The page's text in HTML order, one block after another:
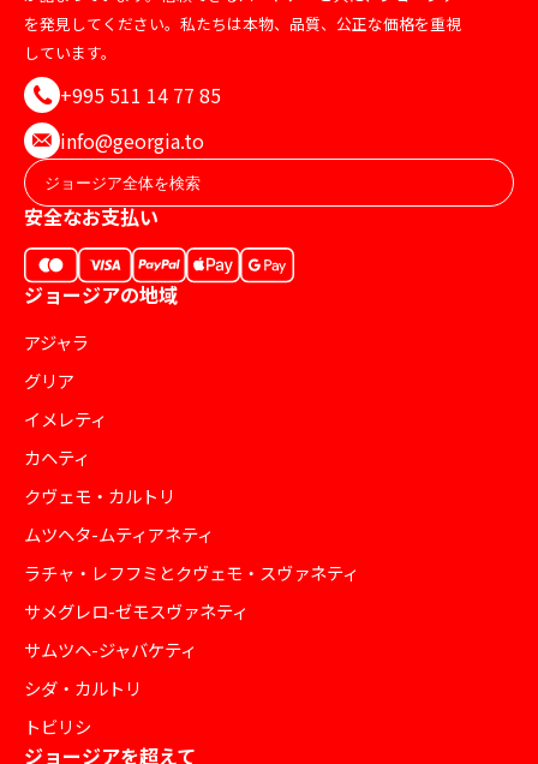
を発見してください。私たちは本物、品質、公正な価格を重視
しています。
+995 511 14 77 85
info@georgia.to
安全なお支払い
ジョージアの地域
アジャラ
グリア
イメレティ
カヘティ
クヴェモ・カルトリ
ムツヘタ-ムティアネティ
ラチャ・レフフミとクヴェモ・スヴァネティ
サメグレロ-ゼモスヴァネティ
サムツヘ-ジャバケティ
シダ・カルトリ
トビリシ
ジョージアを超えて